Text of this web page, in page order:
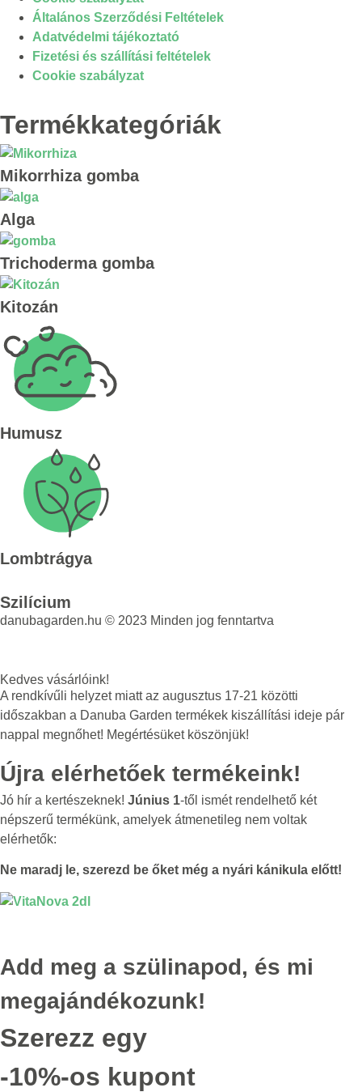
Általános Szerződési Feltételek
Adatvédelmi tájékoztató
Fizetési és szállítási feltételek
Cookie szabályzat
Termékkategóriák
Mikorrhiza gomba
Alga
Trichoderma gomba
Kitozán
Humusz
Lombtrágya
Szilícium
danubagarden.hu © 2023 Minden jog fenntartva
Kedves vásárlóink!
A rendkívűli helyzet miatt az augusztus 17-21 közötti
időszakban a Danuba Garden termékek kiszállítási ideje pár
nappal megnőhet! Megértésüket köszönjük!
Újra elérhetőek termékeink!
Jó hír a kertészeknek! Június 1-től ismét rendelhető két
népszerű termékünk, amelyek átmenetileg nem voltak
elérhetők:
Ne maradj le, szerezd be őket még a nyári kánikula előtt!
Add meg a szülinapod, és mi
megajándékozunk!
Szerezz egy
-10%-os kupont